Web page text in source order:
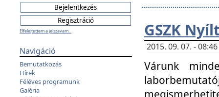
Elfelejtettem a jelszavam...
Navigáció
Bemutatkozás
Hírek
Féléves programunk
Galéria
GSZK
2015. 09. 07. -
Várunk